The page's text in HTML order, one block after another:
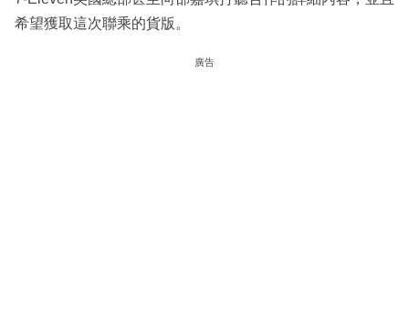
希望獲取這次聯乘的貨版。
廣告